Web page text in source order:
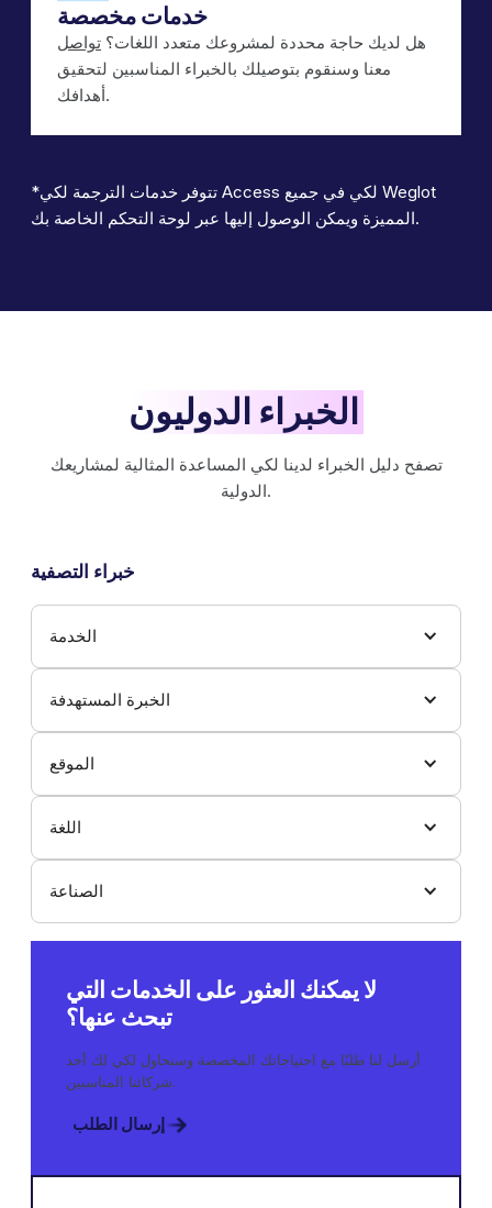
خدمات مخصصة
هل لديك حاجة محددة لمشروعك متعدد اللغات؟ تواصل
معنا وسنقوم بتوصيلك بالخبراء المناسبين لتحقيق
أهدافك.
*تتوفر خدمات الترجمة لكي Access لكي في جميع Weglot
المميزة ويمكن الوصول إليها عبر لوحة التحكم الخاصة بك.
الخبراء الدوليون
تصفح دليل الخبراء لدينا لكي المساعدة المثالية لمشاريعك
الدولية.
خبراء التصفية
الخدمة
الخبرة المستهدفة
الموقع
اللغة
الصناعة
لا يمكنك العثور على الخدمات التي
تبحث عنها؟
أرسل لنا طلبًا مع احتياجاتك المخصصة وسنحاول لكي لك أحد
شركائنا المناسبين.
إرسال الطلب